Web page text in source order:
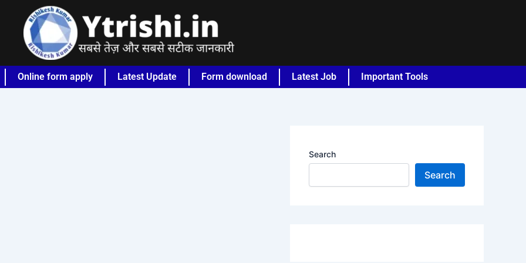
Online form apply Latest Update Form download Latest Job Important Tools
Search
Search